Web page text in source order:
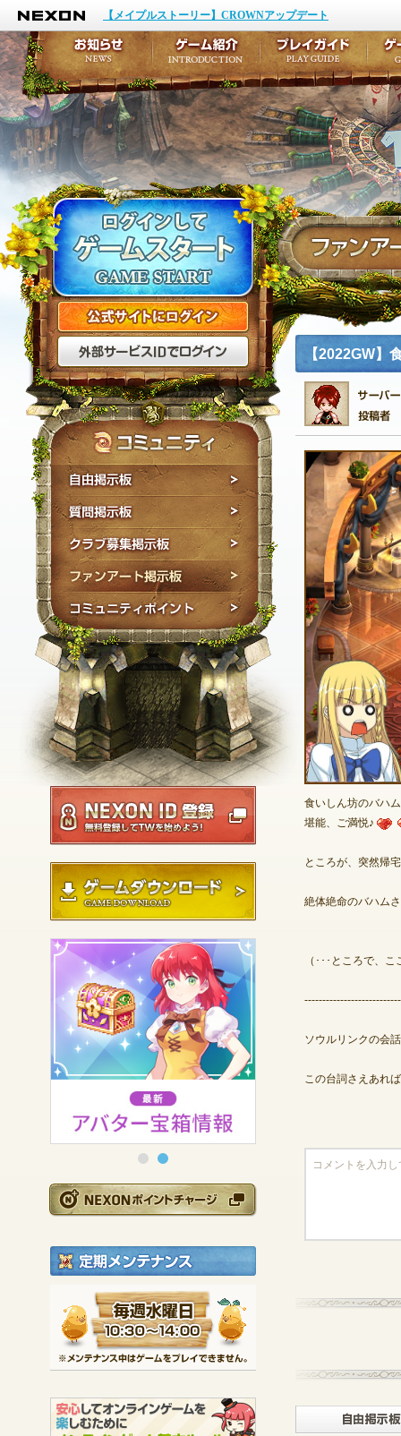
NEXON
【メイプルストーリー】CROWNアップデート
公式サイトにログイン
外部サービスIDでログ
自由掲示板
質問掲示板
クラブ募集掲示板
ファンアート掲示板
コミュニティポイン
ゲームダウンロード
【2022GW
食いしん坊のバハ
堪能、ご満悦♪
ところが、突然帰
絶体絶命のバハム
（･･･ところで、
ソウルリンクの会
この台詞さえあれ
お知らせ
イベント
アップデート
メンテナンス
ゲーム紹介
キャラクター作成
テイルズ初級者講座
ここだけは知ってお